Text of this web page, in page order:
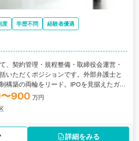
度 学歴不問
経験者優遇
、契約管理・規程整備・取締役会運営・
いただくポジションです。外部弁護士と
構築の両輪をリード。IPOを見据えたガバ
として、これまでの経験をダイレクトに
離で、組織の土台をつくりたい方に最適
900 万円
詳細をみる